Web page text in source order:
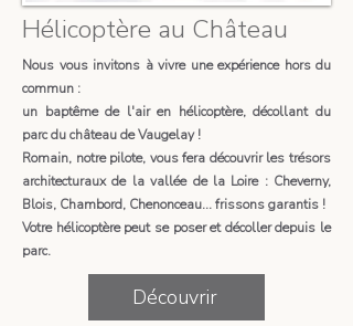
Hélicoptère au Château
Nous vous invitons à vivre une expérience hors du
commun :
un baptême de l'air en hélicoptère,décollant du
parc du château de Vaugelay!​
Romain, notre pilote, vous fera découvrir les trésors
architecturaux de la vallée de la Loire : Cheverny,
Blois, Chambord, Chenonceau... frissons garantis !
Votre hélicoptère peut se poser et décoller depuis le
parc.
Découvrir